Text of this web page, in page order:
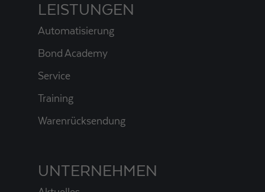
LEISTUNGEN
Automatisierung
Bond Academy
Service
Training
Warenrücksendung
UNTERNEHMEN